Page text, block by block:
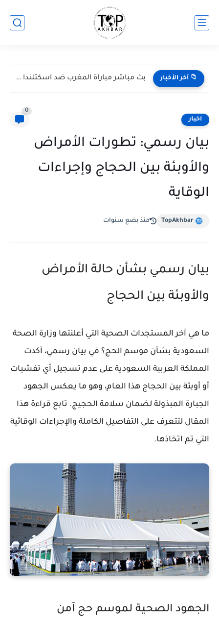
📁 آخر الأخبار بث مباشر مباراة المغرب ضد اسكتلندا في كأس العالم 2026...
اخبار
0
بيان رسمي: تطورات الأمراض
والأوبئة بين الحجاج وإجراءات
الوقاية
TopAkhbar منذ بضع سنوات
بيان رسمي بشأن حالة الأمراض
والأوبئة بين الحجاج
ما هي آخر المستجدات الصحية التي أعلنتها وزارة الصحة
السعودية بشأن موسم الحج؟ في بيان رسمي، أكدت
المملكة العربية السعودية على عدم تسجيل أي تفشيات
أو أوبئة بين الحجاج هذا العام، وهو ما يعكس الجهود
الجبارة المبذولة لضمان سلامة الحجيج. تابع قراءة هذا
المقال لتتعرف على التفاصيل الكاملة والإجراءات الوقائية
التي تم اتخاذها.
الجهود الصحية لموسم حج آمن